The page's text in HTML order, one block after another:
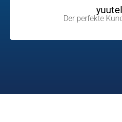
yuutel
Der perfekte